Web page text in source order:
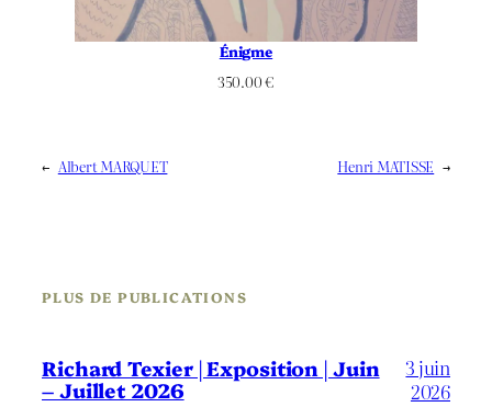
Énigme
350.00€
← Albert MARQUET Henri MATISSE →
PLUS DE PUBLICATIONS
Richard Texier | Exposition | Juin
– Juillet 2026
3 juin
2026